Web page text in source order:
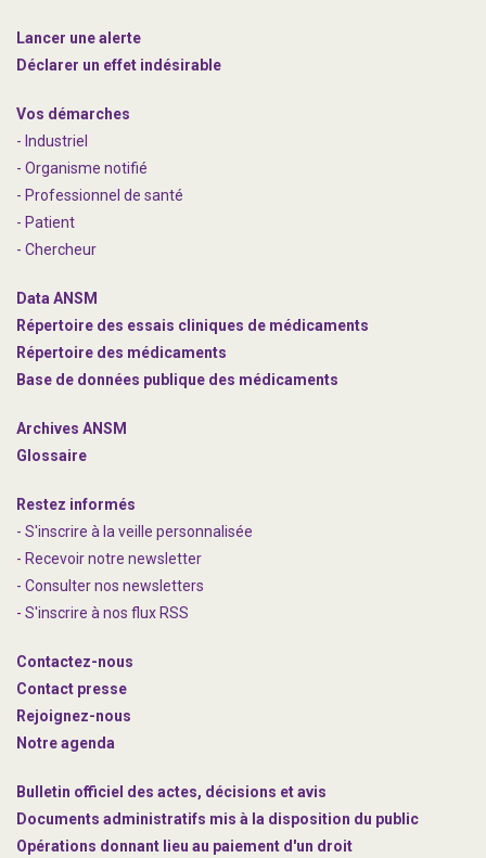
Lancer une alerte
Déclarer un effet indésirable
Vos démarches
- Industriel
- Organisme notifié
- Professionnel de santé
- Patient
- Chercheur
Data ANSM
Répertoire des essais cliniques de médicaments
Répertoire des médicaments
Base de données publique des médicaments
Archives ANSM
Glossaire
Restez informés
- S'inscrire à la veille personnalisée
- Recevoir notre newsletter
- Consulter nos newsletters
- S'inscrire à nos flux RSS
Contactez-nous
Contact presse
Rejoignez-nous
Notre agenda
Bulletin officiel des actes, décisions et avis
Documents administratifs mis à la disposition du public
Opérations donnant lieu au paiement d'un droit